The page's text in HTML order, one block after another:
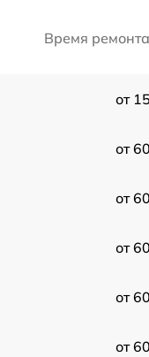
Время ремонта
от
от
от
от
от
от